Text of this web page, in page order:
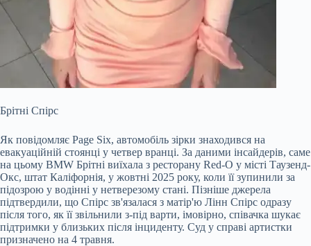
Брітні Спірс
Як повідомляє Page Six, автомобіль зірки знаходився на
евакуаційній стоянці у четвер вранці. За даними інсайдерів, саме
на цьому BMW Брітні виїхала з ресторану Red-O у місті Таузенд-
Окс, штат Каліфорнія, у жовтні 2025 року, коли її зупинили за
підозрою у водінні у нетверезому стані. Пізніше джерела
підтвердили, що Спірс зв'язалася з матір'ю Лінн Спірс одразу
після того, як її звільнили з-під варти, імовірно, співачка шукає
підтримки у близьких після інциденту. Суд у справі артистки
призначено на 4 травня.